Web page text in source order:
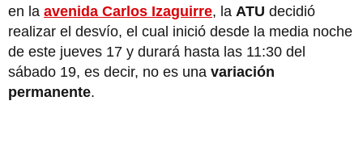
en la avenida Carlos Izaguirre, la ATU decidió
realizar el desvío, el cual inició desde la media noche
de este jueves 17 y durará hasta las 11:30 del
sábado 19, es decir, no es una variación
permanente.